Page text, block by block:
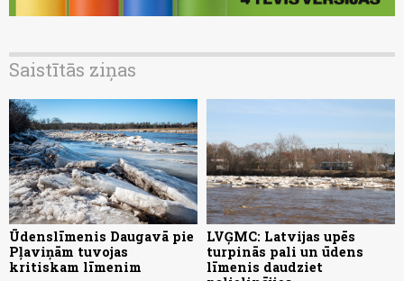
Saistītās ziņas
Ūdenslīmenis Daugavā pie
Pļaviņām tuvojas
kritiskam līmenim
LVĢMC: Latvijas upēs
turpinās pali un ūdens
līmenis daudziet